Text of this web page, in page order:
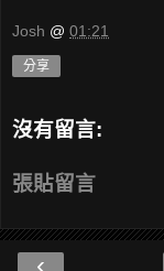
Josh @ 01:21
分享
沒有留言:
張貼留言